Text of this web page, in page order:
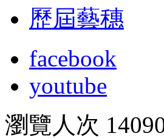
歷屆藝穗
facebook
youtube
瀏覽人次